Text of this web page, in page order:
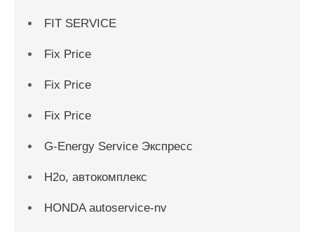
FIT SERVICE
Fix Price
Fix Price
Fix Price
G-Energy Service Экспресс
H2о, автокомплекс
HONDA autoservice-nv